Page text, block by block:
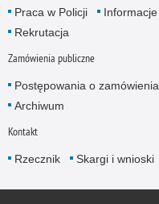
Praca w Policji Informacje
Rekrutacja
Zamówienia publiczne
Postępowania o zamówienia
Archiwum
Kontakt
Rzecznik Skargi i wnioski